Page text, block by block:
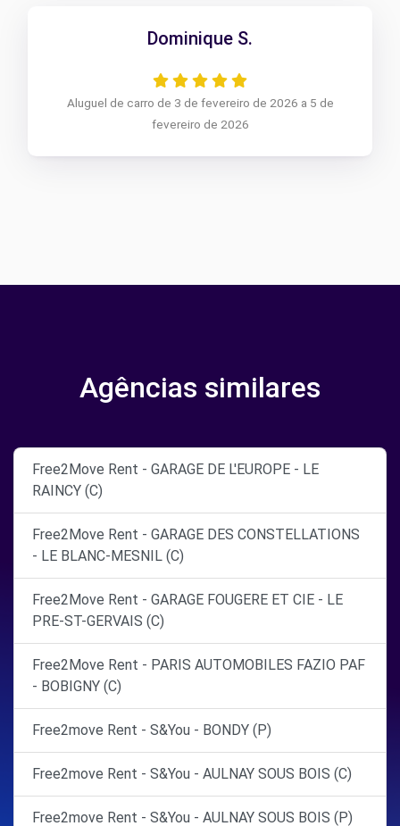
Dominique S.
Aluguel de carro de 3 de fevereiro de 2026 a 5 de
fevereiro de 2026
Agências similares
Free2Move Rent - GARAGE DE L'EUROPE - LE
RAINCY (C)
Free2Move Rent - GARAGE DES CONSTELLATIONS
- LE BLANC-MESNIL (C)
Free2Move Rent - GARAGE FOUGERE ET CIE - LE
PRE-ST-GERVAIS (C)
Free2Move Rent - PARIS AUTOMOBILES FAZIO PAF
- BOBIGNY (C)
Free2move Rent - S&You - BONDY (P)
Free2move Rent - S&You - AULNAY SOUS BOIS (C)
Free2move Rent - S&You - AULNAY SOUS BOIS (P)